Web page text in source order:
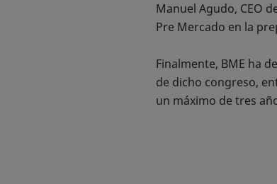
Manuel Agudo, CEO
Pre Mercado en la
Finalmente, BME ha
de dicho congreso,
un máximo de tres